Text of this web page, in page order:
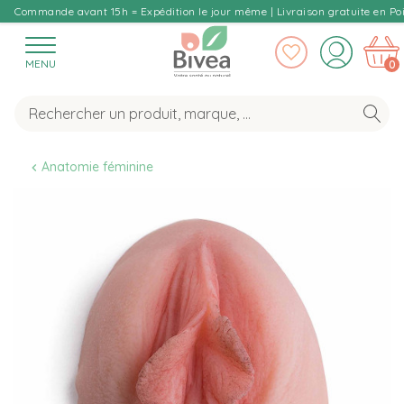
Commande avant 15h = Expédition le jour même | Livraison gratuite en
MENU 0
Anatomie féminine